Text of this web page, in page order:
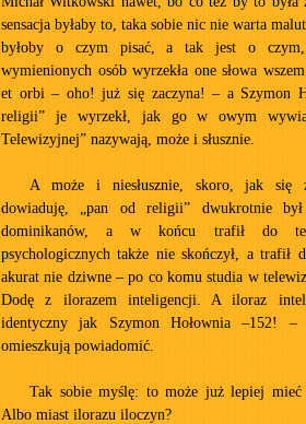
sensacja byłaby to, taka sobie nic nie warta
byłoby o czym pisać, a tak jest o
wymienionych osób wyrzekła one słowa
et orbi – oho! już się zaczyna! – a Szymon
religii” je wyrzekł, jak go w owym
Telewizyjnej” nazywają, może i słusznie.
A może i niesłusznie, skoro, jak się
dowiaduję, „pan od religii” dwukrotnie
dominikanów, a w końcu trafił do
psychologicznych także nie skończył, a trafił
akurat nie dziwne – po co komu studia w
Dodę z ilorazem inteligencji. A iloraz
identyczny jak Szymon Hołownia –152!
omieszkują powiadomić.
Tak sobie myślę: to może już lepiej
Albo miast ilorazu iloczyn?